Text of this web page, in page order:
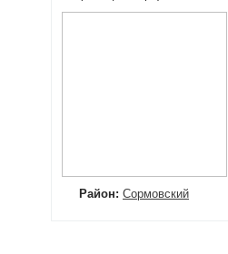
Район: Сормовский